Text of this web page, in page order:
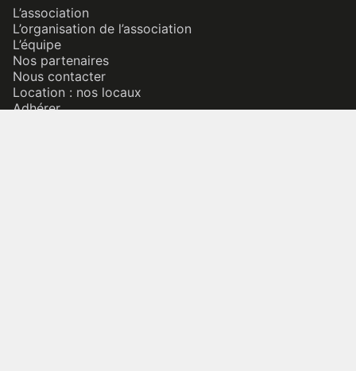
L’association
L’organisation de l’association
L’équipe
Nos partenaires
Nous contacter
Location : nos locaux
Adhérer